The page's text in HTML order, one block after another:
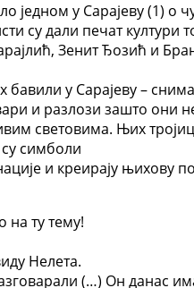
једном у Сарајеву (1)
су дали печат култури
Зенит Ђозић и
у Сарајеву –
и разлози зашто
световима. Њих
симболи
и креирају
на ту тему!
Нелета.
(…) Он данас